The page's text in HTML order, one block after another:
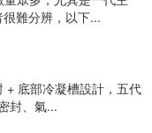
難分辨，以下...
+ 底部冷凝槽設計，五代
封、氣...